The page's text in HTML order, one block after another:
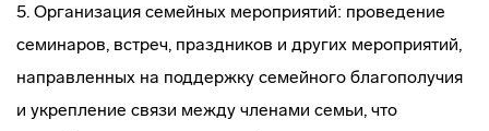
5. Организация семейных мероприятий: проведение
семинаров, встреч, праздников и других мероприятий,
направленных на поддержку семейного благополучия
и укрепление связи между членами семьи, что